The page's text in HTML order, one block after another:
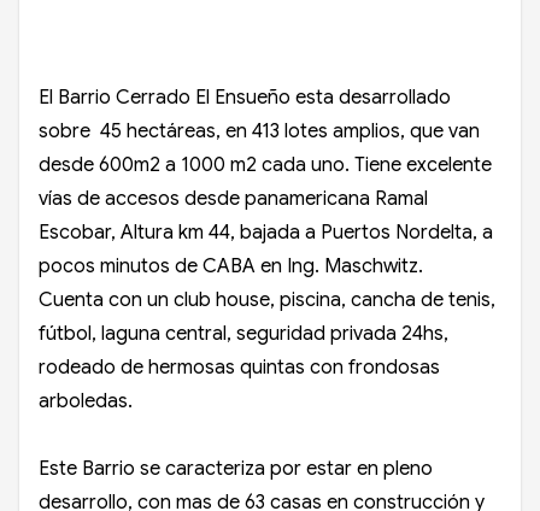
El Barrio Cerrado El Ensueño esta desarrollado
sobre 45 hectáreas, en 413 lotes amplios, que van
desde 600m2 a 1000 m2 cada uno. Tiene excelente
vías de accesos desde panamericana Ramal
Escobar, Altura km 44, bajada a Puertos Nordelta, a
pocos minutos de CABA en Ing. Maschwitz.
Cuenta con un club house, piscina, cancha de tenis,
fútbol, laguna central, seguridad privada 24hs,
rodeado de hermosas quintas con frondosas
arboledas.
Este Barrio se caracteriza por estar en pleno
desarrollo, con mas de 63 casas en construcción y